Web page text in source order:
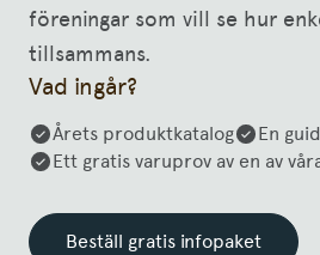
föreningar som vill se hur
tillsammans.
Vad ingår?
Årets produktkatalog
En
Ett gratis varuprov av en av
Beställ gratis infopaket